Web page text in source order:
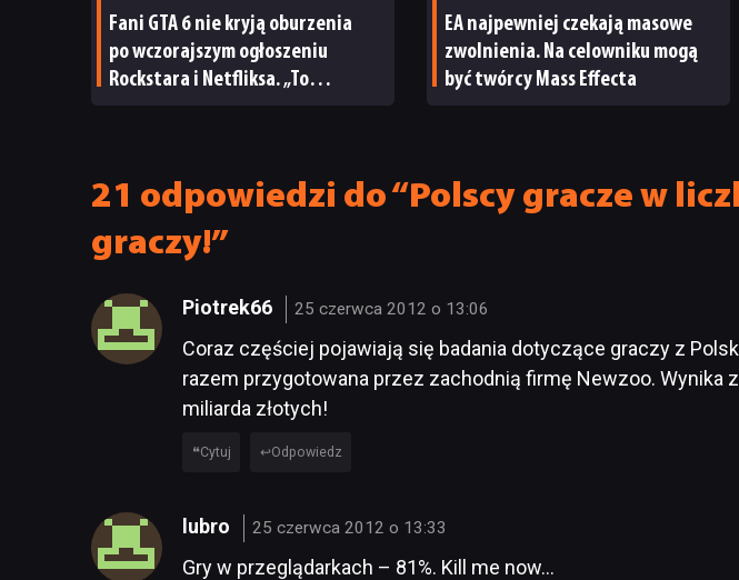
Fani GTA 6 nie kryją oburzenia
po wczorajszym ogłoszeniu
Rockstara i Netfliksa. „To
EA najpewniej czekają masowe
zwolnienia. Na celowniku mogą
być twórcy Mass Effecta
21 odpowiedzi do “Polscy gracze w
graczy!”
Piotrek66 25 czerwca 2012 o 13:06
Coraz częściej pojawiają się badania dotyczące graczy z
razem przygotowana przez zachodnią firmę Newzoo. Wynika
miliarda złotych!
Cytuj Odpowiedz
lubro 25 czerwca 2012 o 13:33
Gry w przeglądarkach – 81%. Kill me now…